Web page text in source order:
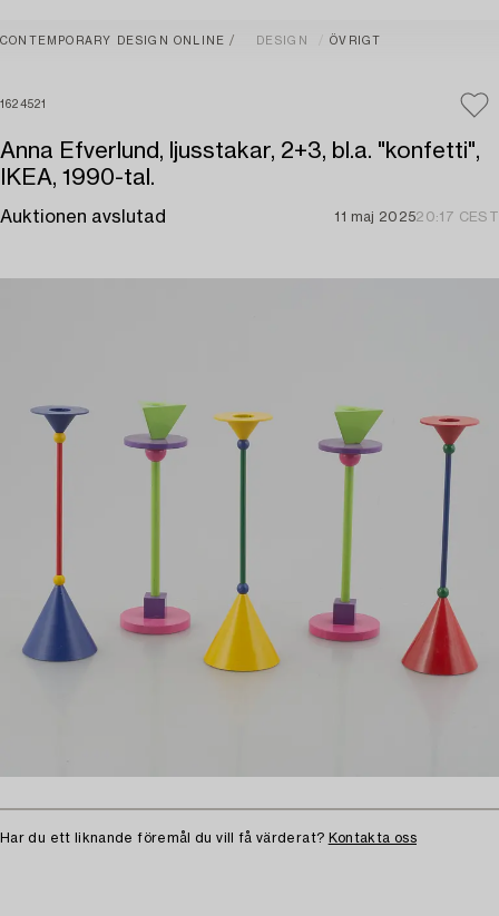
CONTEMPORARY DESIGN ONLINE DESIGN ÖVRIGT
1624521
Anna Efverlund, ljusstakar, 2+3, bl.a. "konfetti",
IKEA, 1990-tal.
Auktionen avslutad 11 maj 202520:17 CEST
Har du ett liknande föremål du vill få värderat? Kontakta oss